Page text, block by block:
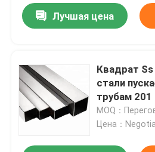
Лучшая цена
Квадрат
стали
трубам 201
430 10mm
MOQ：
Цена：